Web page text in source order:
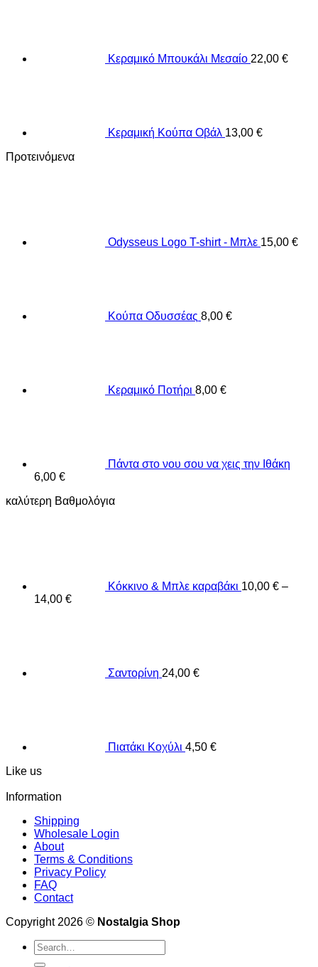
Κεραμικό Μπουκάλι Μεσαίο 22,00 €
Κεραμική Κούπα Οβάλ 13,00 €
Προτεινόμενα
Odysseus Logo T-shirt - Μπλε 15,00 €
Κούπα Οδυσσέας 8,00 €
Κεραμικό Ποτήρι 8,00 €
Πάντα στο νου σου να χεις την Ιθάκη
6,00 €
καλύτερη Βαθμολόγια
Κόκκινο & Μπλε καραβάκι 10,00 € –
14,00 €
Σαντορίνη 24,00 €
Πιατάκι Κοχύλι 4,50 €
Like us
Information
Shipping
Wholesale Login
About
Terms & Conditions
Privacy Policy
FAQ
Contact
Copyright 2026 © Nostalgia Shop
Search
for: